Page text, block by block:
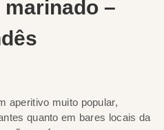
–
aperitivo muito popular,
quanto em bares locais da